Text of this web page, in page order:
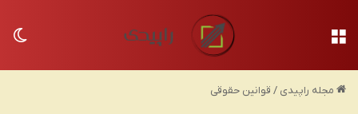
مجله راپیدی / قوانین حقوقی